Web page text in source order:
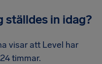
ställdes in idag?
visar att Level har
timmar.